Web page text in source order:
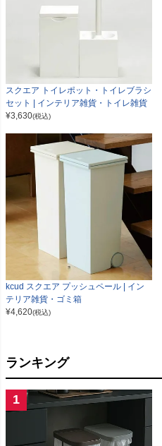
スクエア トイレポット・トイレブラシ
セット | インテリア雑貨・トイレ雑貨
¥3,630(税込)
kcud スクエア プッシュペール | イン
テリア雑貨・ゴミ箱
¥4,620(税込)
ランキング
1